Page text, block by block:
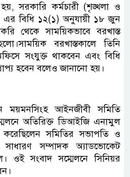
সরকারি কর্মচারী (শৃঙ্খলা ও
এর বিধি ১২(১) অনুযায়ী ১৮ জুন
থেকে সাময়িকভাবে বরখাস্ত
বরখাস্তকালে তিনি
সংযুক্ত থাকবেন এবং বিধি
হবেন বলেও জানানো হয়।
আইনজীবী সমিতি
অতিরিক্ত ডিআইজি এনামুল
করেছিলেন সমিতির সভাপতি ও
সম্পাদক অ্যাডভোকেট
ওই সংবাদ সম্মেলনে সিনিয়র